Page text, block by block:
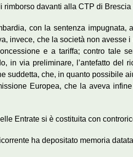
rimborso davanti alla CTP di
con la sentenza impugnata,
invece, che la società non avesse
e a tariffa; contro tale
in via preliminare, l’antefatto del
suddetta, che, in quanto possibile
Europea, che la aveva
Entrate si è costituita con
ha depositato memoria